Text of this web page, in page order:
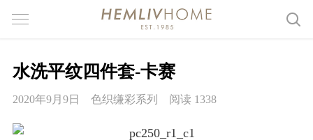
水洗平纹四件套-卡赛
2020年9月9日 色织缣彩系列 阅读 1338